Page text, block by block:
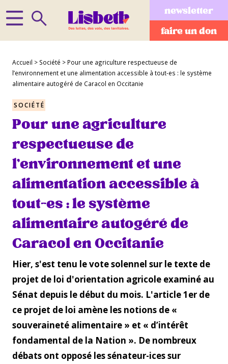
newsletter
faire un don
Accueil > Société > Pour une agriculture respectueuse de
l’environnement et une alimentation accessible à tout-es : le système
alimentaire autogéré de Caracol en Occitanie
SOCIÉTÉ
Pour une agriculture
respectueuse de
l’environnement et une
alimentation accessible à
tout-es : le système
alimentaire autogéré de
Caracol en Occitanie
Hier, s'est tenu le vote solennel sur le texte de
projet de loi d'orientation agricole examiné au
Sénat depuis le début du mois. L'article 1er de
ce projet de loi amène les notions de «
souveraineté alimentaire » et « d’intérêt
fondamental de la Nation ». De nombreux
débats ont opposé les sénateur-ices sur